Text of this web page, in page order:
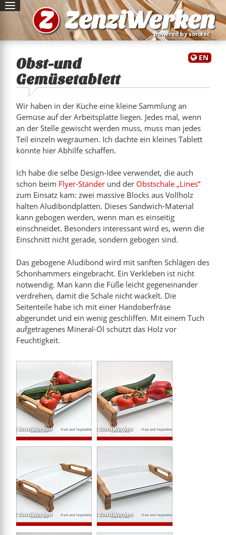
Z ZenziWerken
powered by sorotec
EN
Obst-und
Gemüsetablett
Wir haben in der Küche eine kleine Sammlung an
Gemüse auf der Arbeitsplatte liegen. Jedes mal, wenn
an der Stelle gewischt werden muss, muss man jedes
Teil einzeln wegräumen. Ich dachte ein kleines Tablett
könnte hier Abhilfe schaffen.
Ich habe die selbe Design-Idee verwendet, die auch
schon beim Flyer-Ständer und der Obstschale „Lines“
zum Einsatz kam: zwei massive Blocks aus Vollholz
halten Aludibond­platten. Dieses Sandwich-Material
kann gebogen werden, wenn man es einseitig
einschneidet. Besonders interessant wird es, wenn die
Einschnitt nicht gerade, sondern gebogen sind.
Das gebogene Aludibond wird mit sanften Schlägen des
Schonhammers eingebracht. Ein Verkleben ist nicht
notwendig. Man kann die Füße leicht gegeneinander
verdrehen, damit die Schale nicht wackelt. Die
Seitenteile habe ich mit einer Handoberfräse
abgerundet und ein wenig geschliffen. Mit einem Tuch
aufgetragenes Mineral-Öl schützt das Holz vor
Feuchtigkeit.